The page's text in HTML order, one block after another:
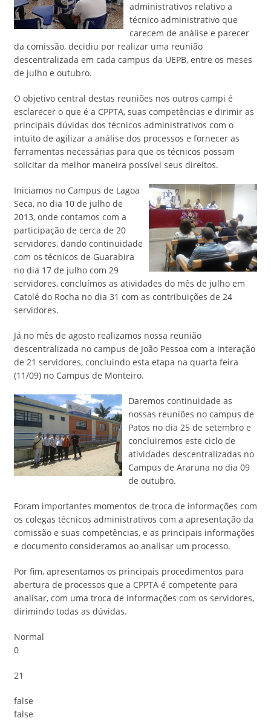
administrativos relativo a
técnico administrativo que
carecem de análise e parecer
da comissão, decidiu por realizar uma reunião
descentralizada em cada campus da UEPB, entre os meses
de julho e outubro.
O objetivo central destas reuniões nos outros campi é
esclarecer o que é a CPPTA, suas competências e dirimir as
principais dúvidas dos técnicos administrativos com o
intuito de agilizar a análise dos processos e fornecer as
ferramentas necessárias para que os técnicos possam
solicitar da melhor maneira possível seus direitos.
Iniciamos no Campus de Lagoa
Seca, no dia 10 de julho de
2013, onde contamos com a
participação de cerca de 20
servidores, dando continuidade
com os técnicos de Guarabira
no dia 17 de julho com 29
servidores, concluímos as atividades do mês de julho em
Catolé do Rocha no dia 31 com as contribuições de 24
servidores.
Já no mês de agosto realizamos nossa reunião
descentralizada no campus de João Pessoa com a interação
de 21 servidores, concluindo esta etapa na quarta feira
(11/09) no Campus de Monteiro.
Daremos continuidade as
nossas reuniões no campus de
Patos no dia 25 de setembro e
concluiremos este ciclo de
atividades descentralizadas no
Campus de Araruna no dia 09
de outubro.
Foram importantes momentos de troca de informações com
os colegas técnicos administrativos com a apresentação da
comissão e suas competências, e as principais informações
e documento consideramos ao analisar um processo.
Por fim, apresentamos os principais procedimentos para
abertura de processos que a CPPTA é competente para
analisar, com uma troca de informações com os servidores,
dirimindo todas as dúvidas.
Normal
0
21
false
false